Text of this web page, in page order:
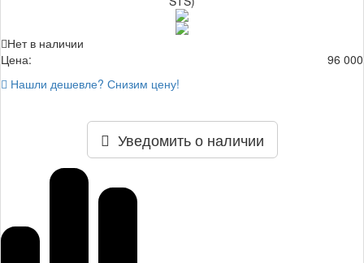
Нет в наличии
Цена:
96 000
Нашли дешевле? Снизим цену!
Уведомить о наличии